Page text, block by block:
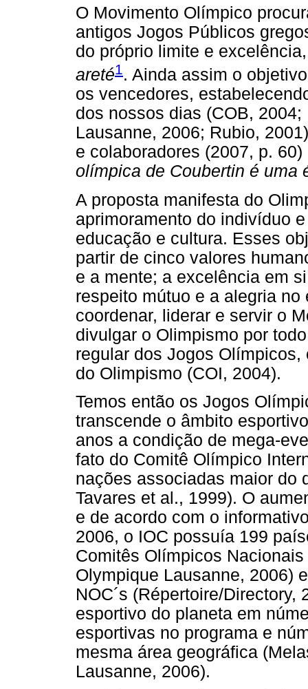
O Movimento Olímpico
antigos Jogos Públicos
do próprio limite e
areté1. Ainda assim o
os vencedores,
dos nossos dias (COB,
Lausanne, 2006; Rubio,
e colaboradores (2007, p.
olímpica de Coubertin é uma
A proposta manifesta do
aprimoramento do indivíduo
educação e cultura. Esses
partir de cinco valores
e a mente; a excelência em
respeito mútuo e a alegria
coordenar, liderar e servir o
divulgar o Olimpismo por
regular dos Jogos
do Olimpismo (COI, 2004).
Temos então os Jogos
transcende o âmbito
anos a condição de mega-
fato do Comitê Olímpico
nações associadas maior do
Tavares et al., 1999). O
e de acordo com o
2006, o IOC possuía 199
Comitês Olímpicos
Olympique Lausanne, 2006)
NOC´s (Répertoire/
esportivo do planeta em
esportivas no programa e
mesma área geográfica
Lausanne, 2006).